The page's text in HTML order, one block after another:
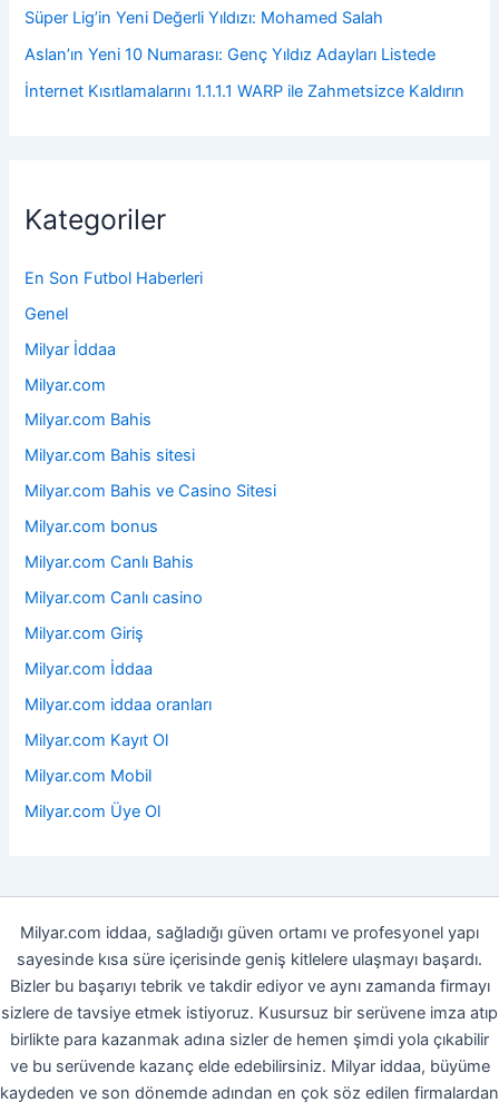
Süper Lig’in Yeni Değerli Yıldızı: Mohamed Salah
Aslan’ın Yeni 10 Numarası: Genç Yıldız Adayları Listede
İnternet Kısıtlamalarını 1.1.1.1 WARP ile Zahmetsizce Kaldırın
Kategoriler
En Son Futbol Haberleri
Genel
Milyar İddaa
Milyar.com
Milyar.com Bahis
Milyar.com Bahis sitesi
Milyar.com Bahis ve Casino Sitesi
Milyar.com bonus
Milyar.com Canlı Bahis
Milyar.com Canlı casino
Milyar.com Giriş
Milyar.com İddaa
Milyar.com iddaa oranları
Milyar.com Kayıt Ol
Milyar.com Mobil
Milyar.com Üye Ol
Milyar.com iddaa, sağladığı güven ortamı ve profesyonel yapı
sayesinde kısa süre içerisinde geniş kitlelere ulaşmayı başardı.
Bizler bu başarıyı tebrik ve takdir ediyor ve aynı zamanda firmayı
sizlere de tavsiye etmek istiyoruz. Kusursuz bir serüvene imza atıp
birlikte para kazanmak adına sizler de hemen şimdi yola çıkabilir
ve bu serüvende kazanç elde edebilirsiniz. Milyar iddaa, büyüme
kaydeden ve son dönemde adından en çok söz edilen firmalardan